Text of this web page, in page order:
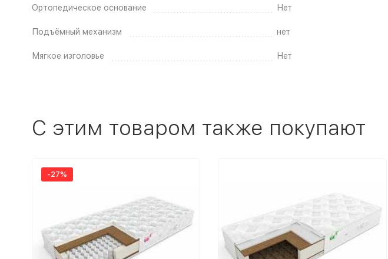
Ортопедическое основание Нет
Подъёмный механизм нет
Мягкое изголовье Нет
C этим товаром также покупают
-27%